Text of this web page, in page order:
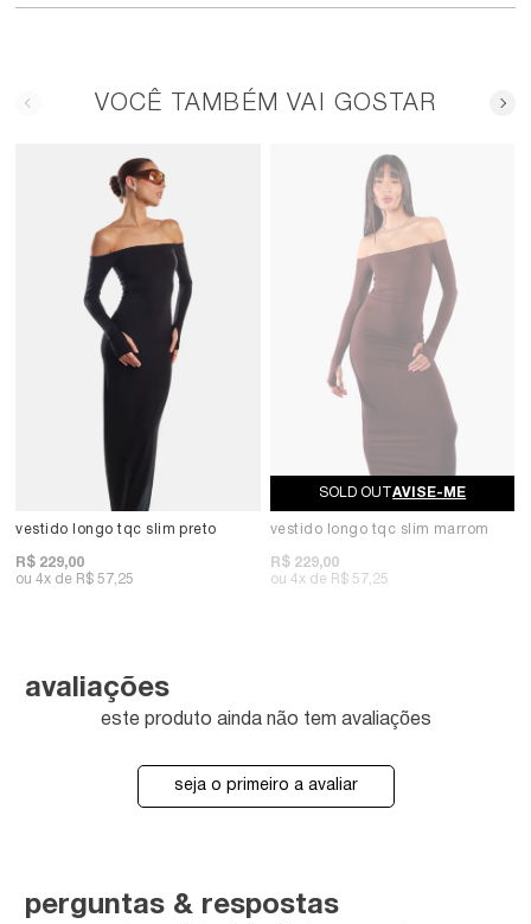
VOCÊ TAMBÉM VAI GOSTAR
vestido longo tqc slim preto
R$ 229,00
4x R$ 57,25
AVISE-ME
vestido longo tqc slim marrom
R$ 229,00
4x R$ 57,25
avaliações
este produto ainda não tem avaliações
seja o primeiro a avaliar
perguntas & respostas